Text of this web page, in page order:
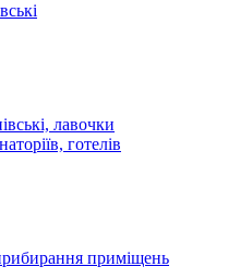
лавочки
готелів
приміщень